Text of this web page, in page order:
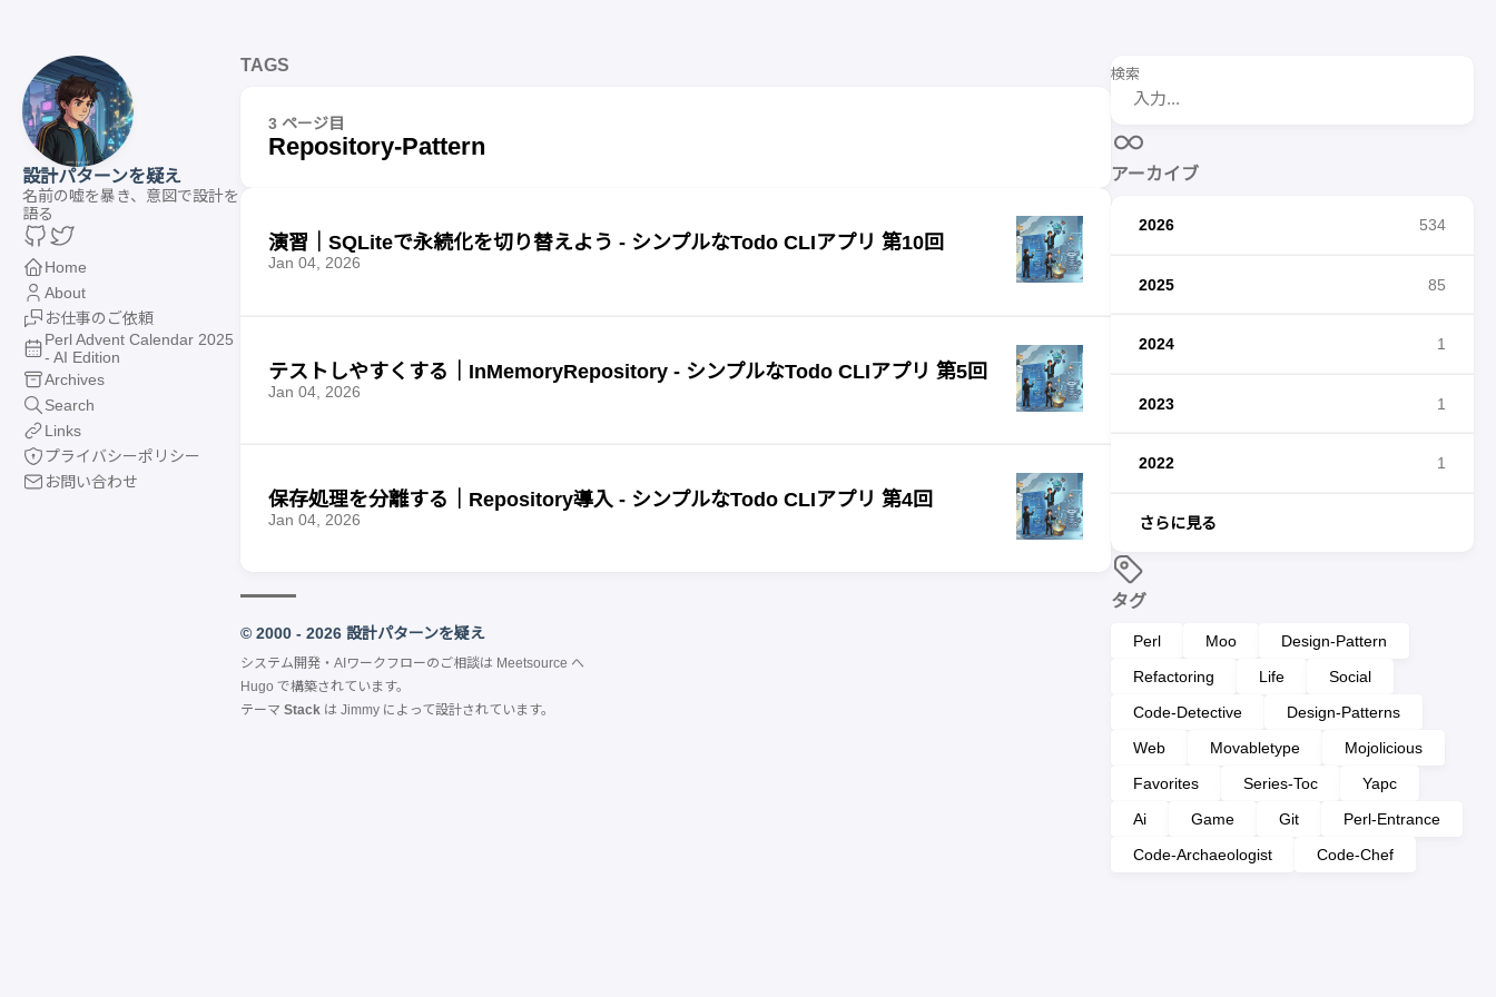
設計パターンを疑え
名前の嘘を暴き、意図で設計を
語る
Home
About
お仕事のご依頼
Perl Advent Calendar 2025
- AI Edition
Archives
Search
Links
プライバシーポリシー
お問い合わせ
検索
アーカイブ
2026 534
2025 85
2024 1
2023 1
2022 1
さらに見る
タグ
Perl Moo
Design-Pattern
Refactoring
Life
Social
Code-Detective
Design-Patterns
Web
Movabletype
Mojolicious
Favorites
Series-Toc
Yapc
Ai
Game Git
Perl-Entrance
Code-Archaeologist
Code-Chef
TAGS
3 ページ目
Repository-Pattern
演習｜SQLiteで永続化を切り替えよう - シンプルなTodo CLIアプリ 第10回
Jan 04, 2026
テストしやすくする｜InMemoryRepository - シンプルなTodo CLIアプリ 第5回
Jan 04, 2026
保存処理を分離する｜Repository導入 - シンプルなTodo CLIアプリ 第4回
Jan 04, 2026
© 2000 - 2026 設計パターンを疑え
システム開発・AIワークフローのご相談は Meetsource へ
Hugo で構築されています。
テーマ Stackは Jimmyによって設計されています。